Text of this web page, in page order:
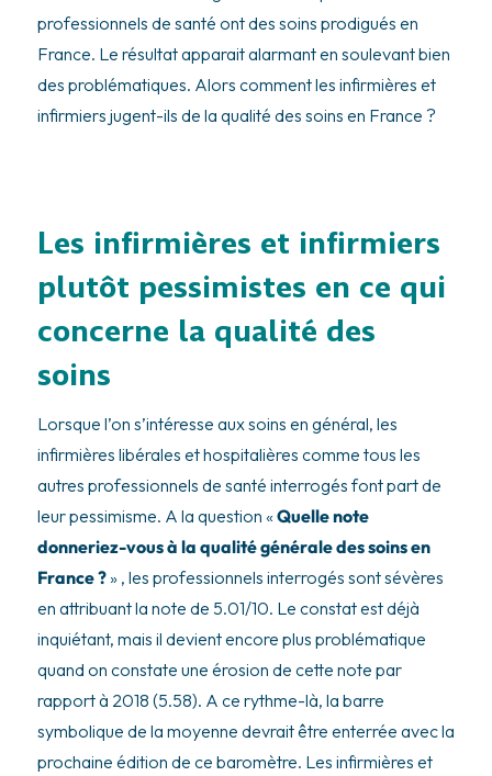
professionnels de santé ont des soins prodigués en
France. Le résultat apparait alarmant en soulevant bien
des problématiques. Alors comment les infirmières et
infirmiers jugent-ils de la qualité des soins en France ?
Les infirmières et infirmiers
plutôt pessimistes en ce qui
concerne la qualité des
soins
Lorsque l’on s’intéresse aux soins en général, les
infirmières libérales et hospitalières comme tous les
autres professionnels de santé interrogés font part de
leur pessimisme. A la question «Quelle note
donneriez-vous à la qualité générale des soins en
France ?» , les professionnels interrogés sont sévères
en attribuant la note de 5.01/10. Le constat est déjà
inquiétant, mais il devient encore plus problématique
quand on constate une érosion de cette note par
rapport à 2018 (5.58). A ce rythme-là, la barre
symbolique de la moyenne devrait être enterrée avec la
prochaine édition de ce baromètre. Les infirmières et